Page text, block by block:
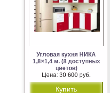
Угловая кухня НИКА
1,8×1,4 м. (8 доступных
цветов)
Цена: 30 600 руб.
Купить